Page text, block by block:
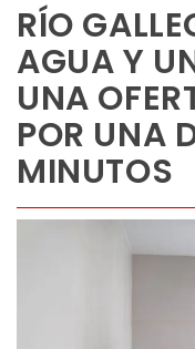
RÍO
AGUA Y
UNA
POR UNA
MINUTOS